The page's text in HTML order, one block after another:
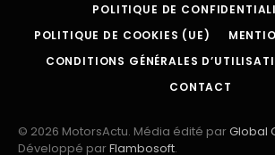
POLITIQUE DE
POLITIQUE DE COOKIES (UE)
CONDITIONS GÉNÉRALES
CONTACT
© 2026 MotorsActu. Média édité parGlobal
Développé parFlambosoft.